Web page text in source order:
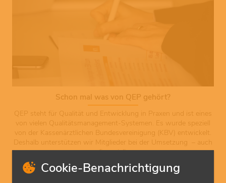
Cookie-Benachrichtigung
Schon mal was von QEP gehört?
QEP steht für Qualität und Entwicklung in Praxen und ist eines
von vielen Qualitätsmanagement-Systemen. Es wurde speziell
von der Kassenärztlichen Bundesvereinigung (KBV) entwickelt.
Deshalb unterstützen wir Mitglieder bei der Umsetzung – auch
finanziell.